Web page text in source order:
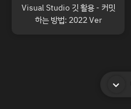
Visual Studio 깃 활용 - 커밋
하는 방법: 2022 Ver